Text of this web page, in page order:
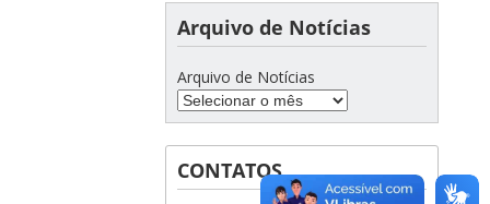
Arquivo de Notícias
Arquivo de Notícias
CONTATOS